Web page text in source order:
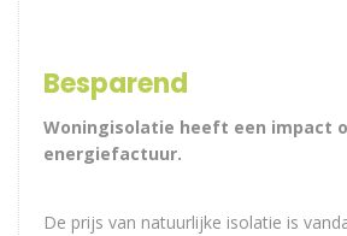
Besparend
Woningisolatie heeft een impact
energiefactuur.
De prijs van natuurlijke isolatie is